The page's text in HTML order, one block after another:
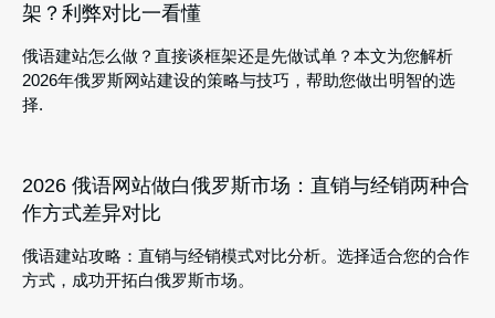
架？利弊对比一看懂
俄语建站怎么做？直接谈框架还是先做试单？本文为您解析
2026年俄罗斯网站建设的策略与技巧，帮助您做出明智的选
择.
2026 俄语网站做白俄罗斯市场：直销与经销两种合
作方式差异对比
俄语建站攻略：直销与经销模式对比分析。选择适合您的合作
方式，成功开拓白俄罗斯市场。